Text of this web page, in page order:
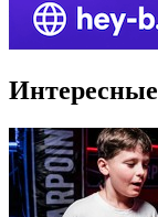
Интересные